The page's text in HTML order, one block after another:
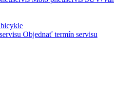
bicykle
Objednať termín servisu